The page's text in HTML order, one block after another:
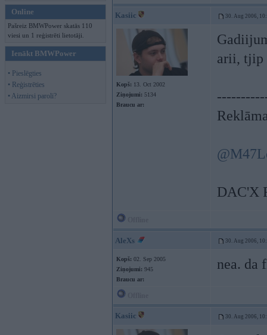
Online
Pašreiz BMWPower skatās 110
viesi un 1 reģistrēti lietotāji.
Ienākt BMWPower
• Pieslēgties
• Reģistrēties
• Aizmirsi paroli?
Kasiic 30. Aug 2006,
Kopš: 13. Oct 2002
Ziņojumi: 5134
Braucu ar:
arii, tjip
DAC'X
AleXs 30. Aug 2006,
Kopš: 02. Sep 2005
Ziņojumi: 945
Braucu ar:
nea. da
Kasiic 30. Aug 2006,